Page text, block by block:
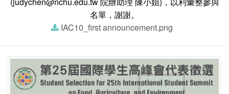
名單，謝謝。
IAC10_first announcement.png